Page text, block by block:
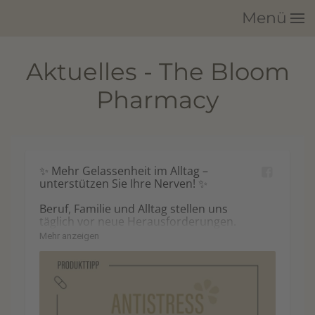
Menü
Aktuelles - The Bloom
Pharmacy
✨ Mehr Gelassenheit im Alltag –
unterstützen Sie Ihre Nerven! ✨
Beruf, Familie und Alltag stellen uns
täglich vor neue Herausforderungen.
Mit unseren ANTISTRESS Kapseln
mit wichtigen Nährstoffen ergänzen. 💚
🌿 mit pflanzlichem Griffonia-Extrakt
💊 L-Tryptophan & B-Vitamine
🧠 unterstützt die normale Funktion des
Mehr anzeigen